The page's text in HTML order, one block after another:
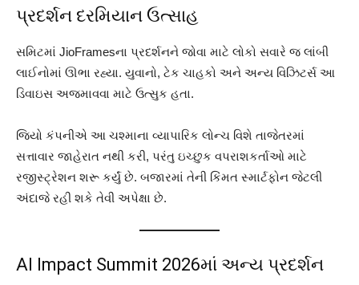
પ્રદર્શન દરમિયાન ઉત્સાહ
સમિટમાં JioFramesના પ્રદર્શનને જોવા માટે લોકો સવારે જ લાંબી
લાઈનોમાં ઊભા રહ્યા. યુવાનો, ટેક ચાહકો અને અન્ય વિઝિટર્સ આ
ડિવાઇસ અજમાવવા માટે ઉત્સુક હતા.
જિયો કંપનીએ આ ચશ્માના વ્યાપારિક લોન્ચ વિશે તાજેતરમાં
સત્તાવાર જાહેરાત નથી કરી, પરંતુ ઇચ્છુક વપરાશકર્તાઓ માટે
રજીસ્ટ્રેશન શરૂ કર્યું છે. બજારમાં તેની કિંમત સ્માર્ટફોન જેટલી
અંદાજે રહી શકે તેવી અપેક્ષા છે.
AI Impact Summit 2026માં અન્ય પ્રદર્શન